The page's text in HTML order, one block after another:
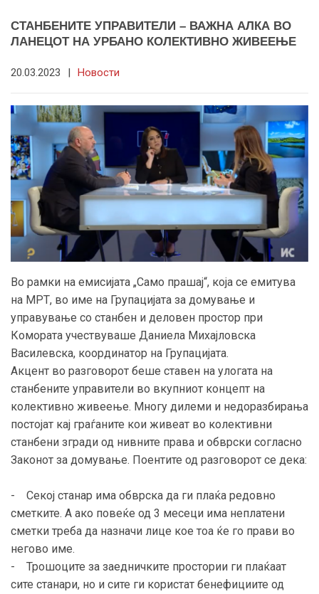
СТАНБЕНИТЕ УПРАВИТЕЛИ – ВАЖНА АЛКА ВО
ЛАНЕЦОТ НА УРБАНО КОЛЕКТИВНО ЖИВЕЕЊЕ
20.03.2023 | Новости
Во рамки на емисијата „Само прашај“, која се емитува
на МРТ, во име на Групацијата за домување и
управување со станбен и деловен простор при
Комората учествуваше Даниела Михајловска
Василевска, координатор на Групацијата.
Акцент во разговорот беше ставен на улогата на
станбените управители во вкупниот концепт на
колективно живеење. Многу дилеми и недоразбирања
постојат кај граѓаните кои живеат во колективни
станбени згради од нивните права и обврски согласно
Законот за домување. Поентите од разговорот се дека:
- Секој станар има обврска да ги плаќа редовно
сметките. А ако повеќе од 3 месеци има неплатени
сметки треба да назначи лице кое тоа ќе го прави во
негово име.
- Трошоците за заедничките простории ги плаќаат
сите станари, но и сите ги користат бенефициите од